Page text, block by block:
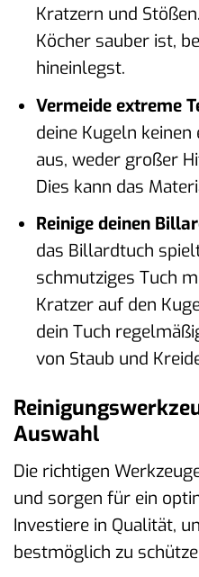
Kratzern und
Köcher sauber ist,
hineinlegst.
Vermeide extreme
deine Kugeln
aus, weder großer
Dies kann das
Reinige deinen
das Billardtuch
schmutziges Tuch
Kratzer auf den
dein Tuch
von Staub und
Auswahl
Die richtigen
und sorgen für ein
Investiere in Qualität,
bestmöglich zu